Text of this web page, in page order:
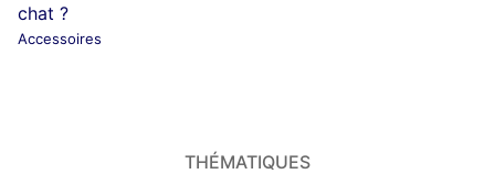
chat ?
Accessoires
THÉMATIQUES